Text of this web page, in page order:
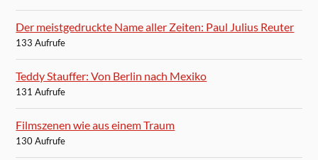
Der meistgedruckte Name aller Zeiten: Paul Julius Reuter
133 Aufrufe
Teddy Stauffer: Von Berlin nach Mexiko
131 Aufrufe
Filmszenen wie aus einem Traum
130 Aufrufe